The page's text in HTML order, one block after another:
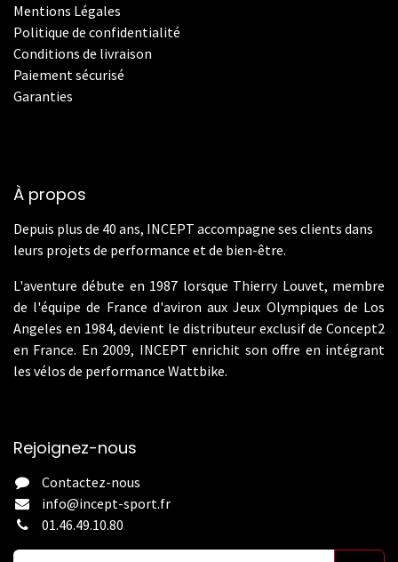
Mentions Légales
Politique de confidentialité
Conditions de livraison
Paiement sécurisé
Garanties
À propos
Depuis plus de 40 ans, INCEPT accompagne ses clients dans
leurs projets de performance et de bien-être.
L'aventure débute en 1987 lorsque Thierry Louvet, membre
de l'équipe de France d'aviron aux Jeux Olympiques de Los
Angeles en 1984, devient le distributeur exclusif de Concept2
en France. En 2009, INCEPT enrichit son offre en intégrant
les vélos de performance Wattbike.
Rejoignez-nous
Contactez-nous
info@incept-sport.fr
01.46.49.10.80